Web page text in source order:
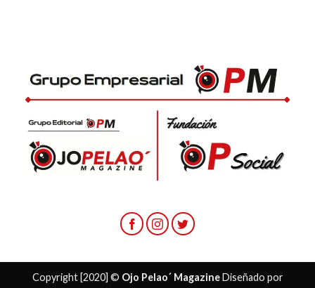
Copyright [2020] © Ojo Pelao´ MagazineDiseñado por